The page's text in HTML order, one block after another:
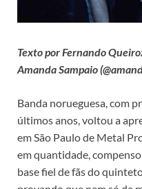
Texto por Fernando
Amanda Sampaio
Banda norueguesa, com
últimos anos, voltou a
em São Paulo de Metal
em quantidade,
base fiel de fãs do